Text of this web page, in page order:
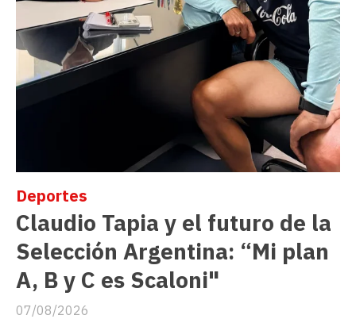
Claudio Tapia y el futuro de la
Selección Argentina: “Mi plan
A, B y C es Scaloni"
Deportes
07/08/2026